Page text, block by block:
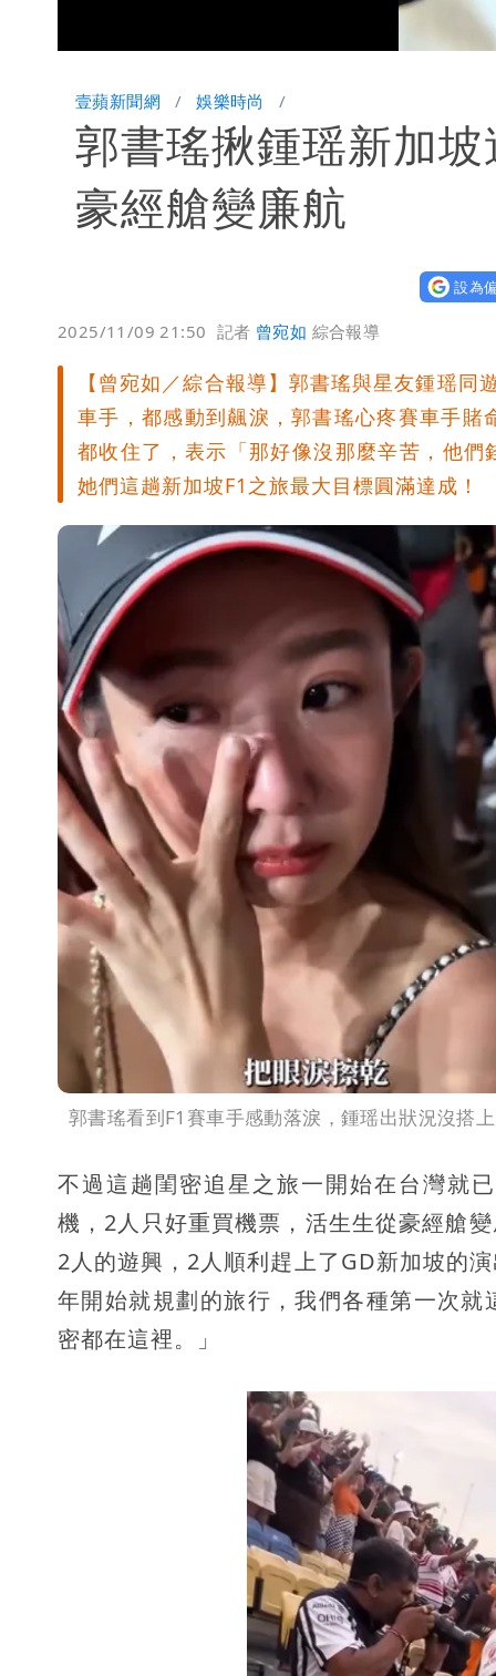
68.87%
壹蘋新聞網 娛樂時尚
郭書瑤揪鍾瑶新加
豪經艙變廉航
設為偏
2025/11/09 21:50 記者 曾宛如 綜合報導
【曾宛如／綜合報導】郭書瑤與星友鍾瑶
車手，都感動到飆淚，郭書瑤心疼賽車手
都收住了，表示「那好像沒那麼辛苦，他
她們這趟新加坡F1之旅最大目標圓滿達成！
郭書瑤看到F1賽車手感動落淚，鍾瑶出狀況沒搭
不過這趟閨密追星之旅一開始在台灣就
機，2人只好重買機票，活生生從豪經艙
2人的遊興，2人順利趕上了GD新加坡的
年開始就規劃的旅行，我們各種第一次
密都在這裡。」